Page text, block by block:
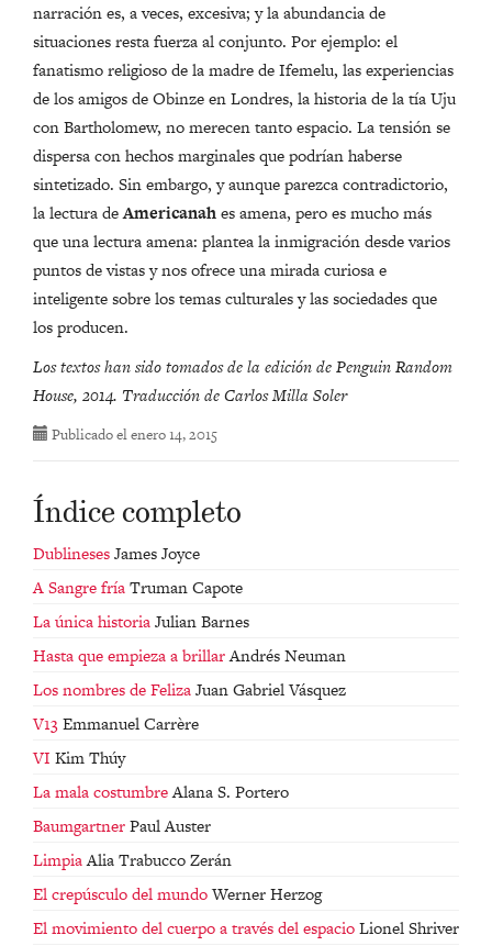
narración es, a veces, excesiva; y la abundancia de
situaciones resta fuerza al conjunto. Por ejemplo: el
fanatismo religioso de la madre de Ifemelu, las experiencias
de los amigos de Obinze en Londres, la historia de la tía Uju
con Bartholomew, no merecen tanto espacio. La tensión se
dispersa con hechos marginales que podrían haberse
sintetizado. Sin embargo, y aunque parezca contradictorio,
la lectura deAmericanahes amena, pero es mucho más
que una lectura amena: plantea la inmigración desde varios
puntos de vistas y nos ofrece una mirada curiosa e
inteligente sobre los temas culturales y las sociedades que
los producen.
Los textos han sido tomados de la edición de Penguin Random
House, 2014. Traducción de Carlos Milla Soler
Publicadoel enero 14, 2015
Índice completo
DublinesesJames Joyce
A Sangre fríaTruman Capote
La única historiaJulian Barnes
Hasta que empieza a brillarAndrés Neuman
Los nombres de FelizaJuan Gabriel Vásquez
V13Emmanuel Carrère
VI Kim Thúy
La mala costumbreAlana S. Portero
BaumgartnerPaul Auster
LimpiaAlia Trabucco Zerán
El crepúsculo del mundoWerner Herzog
El movimiento del cuerpo a través del espacioLionel Shriver